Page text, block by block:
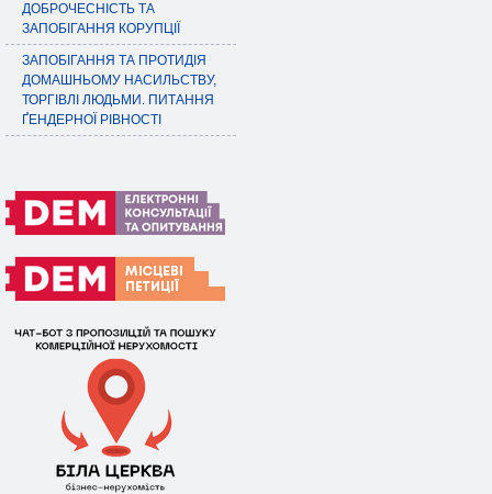
ДОБРОЧЕСНІСТЬ ТА
ЗАПОБІГАННЯ КОРУПЦІЇ
ЗАПОБІГАННЯ ТА ПРОТИДІЯ
ДОМАШНЬОМУ НАСИЛЬСТВУ,
ТОРГІВЛІ ЛЮДЬМИ. ПИТАННЯ
ҐЕНДЕРНОЇ РІВНОСТІ